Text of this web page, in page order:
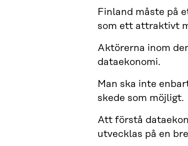
Finland måste på
som ett attraktivt
Aktörerna inom
dataekonomi.
Man ska inte
skede som möjligt.
Att förstå
utvecklas på en